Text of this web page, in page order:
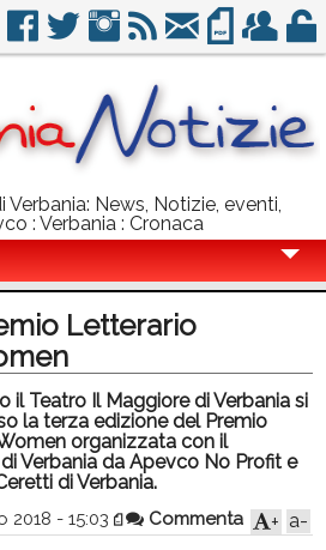
News, Notizie, eventi,
: Verbania : Cronaca
Letterario
il Teatro Il Maggiore di Verbania si
la terza edizione del Premio
organizzata con il
Verbania da Apevco No Profit e
di Verbania.
2018 - 15:03 Commenta a-
+